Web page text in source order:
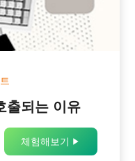
출되는 이유
체험해보기